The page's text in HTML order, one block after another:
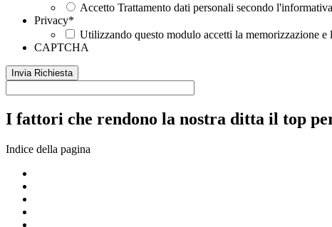
Accetto Trattamento dati personali secondo
Privacy*
Utilizzando questo modulo accetti la memorizzazione
CAPTCHA
I fattori che rendono la nostra ditta il top
Indice della pagina